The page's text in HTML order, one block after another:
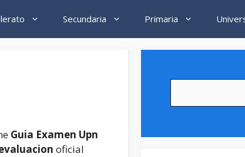
Secundaria Primaria
Guia Examen Upn
oficial